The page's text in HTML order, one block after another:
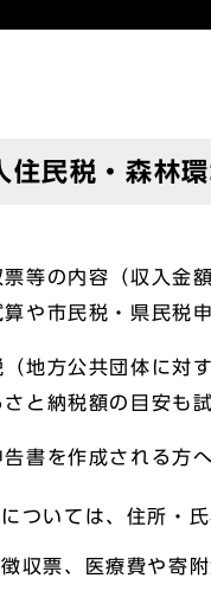
住民税・森林
等の内容（収入金
や市民税・県民税
（地方公共団体に対
と納税額の目安も
書を作成される方へ
ついては、住所・
収票、医療費や寄